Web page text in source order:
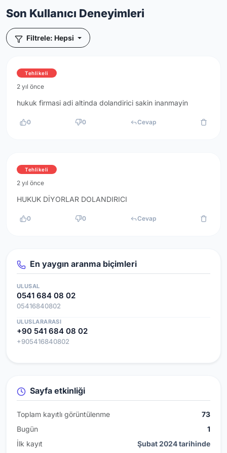
Son Kullanıcı Deneyimleri
Filtrele: Hepsi
Tehlikeli
2 yıl önce
hukuk firmasi adi altinda dolandirici sakin inanmayin
0 0 Cevap
Tehlikeli
2 yıl önce
HUKUK DİYORLAR DOLANDIRICI
0 0 Cevap
En yaygın aranma biçimleri
ULUSAL
0541 684 08 02
05416840802
ULUSLARARASI
+90 541 684 08 02
+905416840802
Sayfa etkinliği
Toplam kayıtlı görüntülenme
73
Bugün
1
İlk kayıt
Şubat 2024 tarihinde